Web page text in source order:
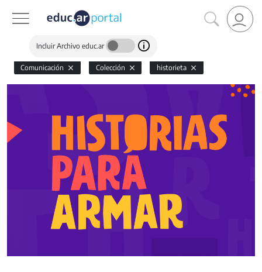
Incluir Archivo educ.ar
Comunicación Colección historieta